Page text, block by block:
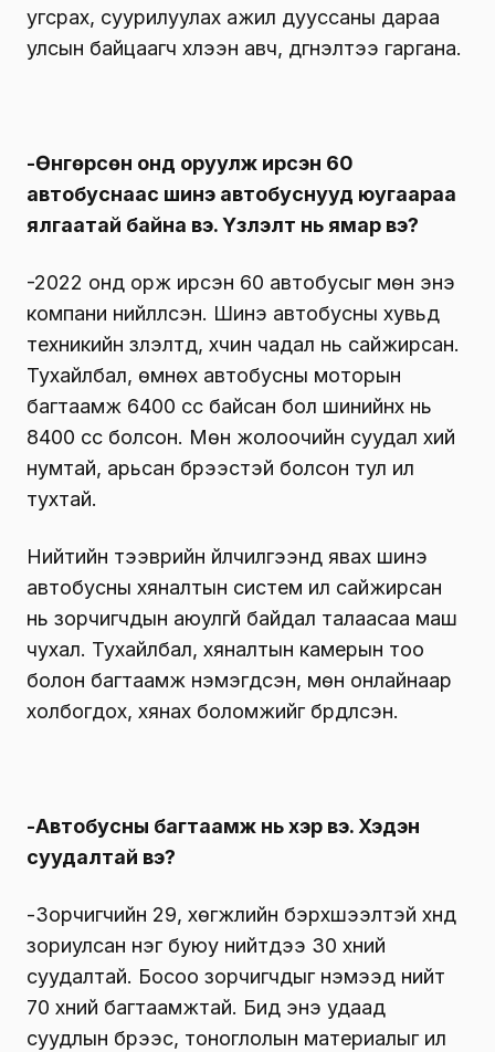
угсрах, суурилуулах ажил дууссаны дараа
улсын байцаагч хүлээн авч, дүгнэлтээ гаргана.
-Өнгөрсөн онд оруулж ирсэн 60
автобуснаас шинэ автобуснууд юугаараа
ялгаатай байна вэ. Үзүүлэлт нь ямар вэ?
-2022 онд орж ирсэн 60 автобусыг мөн энэ
компани нийлүүлсэн. Шинэ автобусны хувьд
техникийн үзүүлэлтүүд, хүчин чадал нь сайжирсан.
Тухайлбал, өмнөх автобусны моторын
багтаамж 6400 cc байсан бол шинийнх нь
8400 сс болсон. Мөн жолоочийн суудал хий
нумтай, арьсан бүрээстэй болсон тул илүү
тухтай.
Нийтийн тээврийн үйлчилгээнд явах шинэ
автобусны хяналтын систем илүү сайжирсан
нь зорчигчдын аюулгүй байдал талаасаа маш
чухал. Тухайлбал, хяналтын камерын тоо
болон багтаамж нэмэгдсэн, мөн онлайнаар
холбогдох, хянах боломжийг бүрдүүлсэн.
-Автобусны багтаамж нь хэр вэ. Хэдэн
суудалтай вэ?
-Зорчигчийн 29, хөгжлийн бэрхшээлтэй хүнд
зориулсан нэг буюу нийтдээ 30 хүний
суудалтай. Босоо зорчигчдыг нэмээд нийт
70 хүний багтаамжтай. Бид энэ удаад
суудлын бүрээс, тоноглолын материалыг илүү